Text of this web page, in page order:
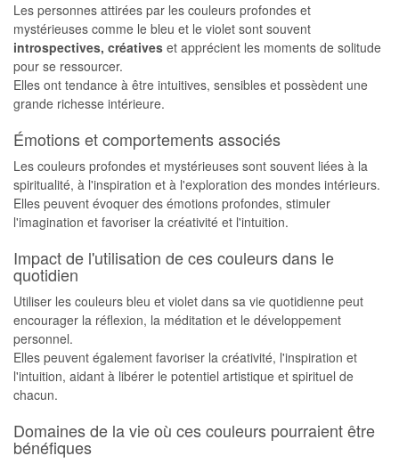
Les personnes attirées par les couleurs profondes et
mystérieuses comme le bleu et le violet sont souvent
introspectives, créatives et apprécient les moments de solitude
pour se ressourcer.
Elles ont tendance à être intuitives, sensibles et possèdent une
grande richesse intérieure.
Émotions et comportements associés
Les couleurs profondes et mystérieuses sont souvent liées à la
spiritualité, à l'inspiration et à l'exploration des mondes intérieurs.
Elles peuvent évoquer des émotions profondes, stimuler
l'imagination et favoriser la créativité et l'intuition.
Impact de l'utilisation de ces couleurs dans le
quotidien
Utiliser les couleurs bleu et violet dans sa vie quotidienne peut
encourager la réflexion, la méditation et le développement
personnel.
Elles peuvent également favoriser la créativité, l'inspiration et
l'intuition, aidant à libérer le potentiel artistique et spirituel de
chacun.
Domaines de la vie où ces couleurs pourraient être
bénéfiques